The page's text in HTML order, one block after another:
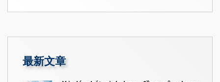
最新文章